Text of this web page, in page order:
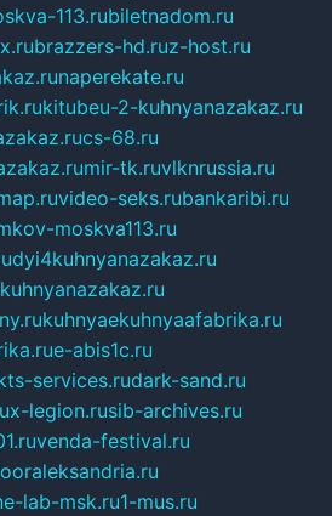
113.rubiletnadom.ru
brazzers-hd.ruz-host.ru
naperekate.ru
kitubeu-2-kuhnyanazakaz.ru
cs-68.ru
mir-tk.ruvlknrussia.ru
video-seks.rubankaribi.ru
moskva113.ru
kuhnyaekuhnyaafabrika.ru
e-abis1c.ru
services.rudark-sand.ru
x-legion.rusib-archives.ru
venda-festival.ru
lab-msk.ru1-mus.ru